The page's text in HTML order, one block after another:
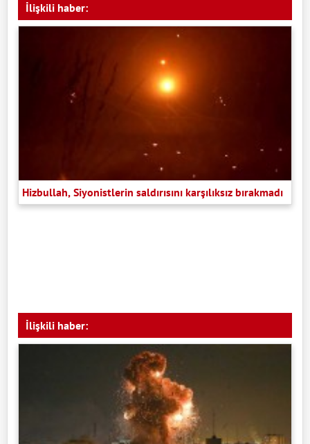
İlişkili haber:
Hizbullah, Siyonistlerin saldırısını karşılıksız bırakmadı
İlişkili haber: